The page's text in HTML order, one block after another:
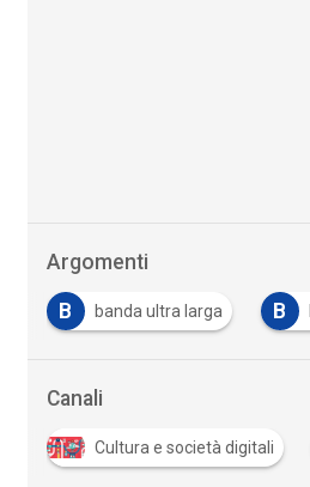
Argomenti
B banda ultra larga B
Canali
Cultura e società digitali